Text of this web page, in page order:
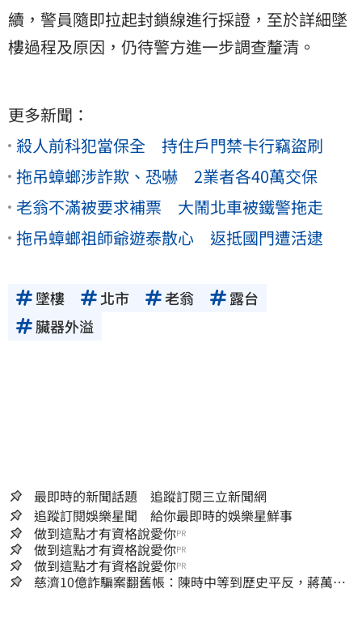
續，警員隨即拉起封鎖線進行採證，至於詳細墜
樓過程及原因，仍待警方進一步調查釐清。
更多新聞：
殺人前科犯當保全 持住戶門禁卡行竊盜刷
拖吊蟑螂涉詐欺、恐嚇 2業者各40萬交保
老翁不滿被要求補票 大鬧北車被鐵警拖走
拖吊蟑螂祖師爺遊泰散心 返抵國門遭活逮
墜樓 北市 老翁
露台
臟器外溢
最即時的新聞話題 追蹤訂閱三立新聞網
追蹤訂閱娛樂星聞 給你最即時的娛樂星鮮事
做到這點才有資格說愛你PR
做到這點才有資格說愛你PR
做到這點才有資格說愛你PR
慈濟10億詐騙案翻舊帳：陳時中等到歷史平反，蔣萬安